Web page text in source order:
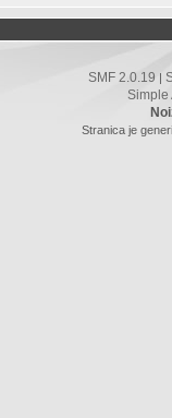
SMF 2.0.19
Simple
Stranica je